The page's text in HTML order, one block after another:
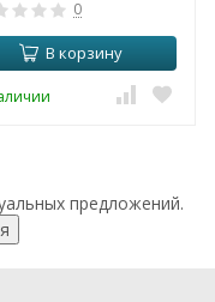
0
В корзину
предложений.